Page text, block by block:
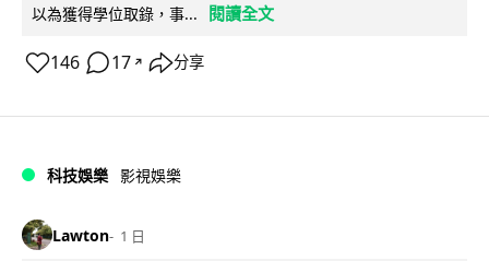
以為獲得學位取錄，事...
閱讀全文
146 17 ↗ 分享
科技娛樂 影視娛樂
Lawton 1 日